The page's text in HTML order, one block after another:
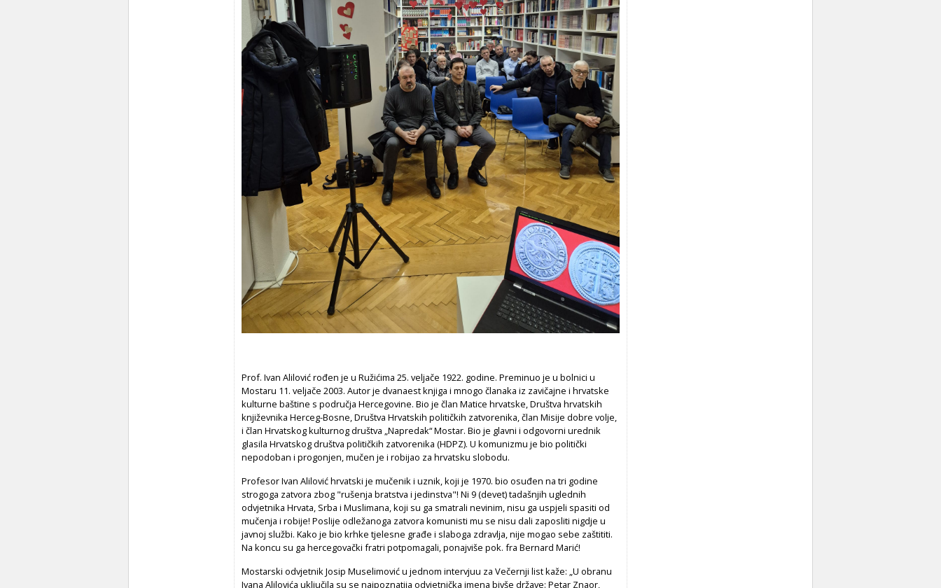
Prof. Ivan Alilović rođen je u Ružićima 25. veljače 1922. godine. Preminuo je u bolnici u
Mostaru 11. veljače 2003. Autor je dvanaest knjiga i mnogo članaka iz zavičajne i hrvatske
kulturne baštine s područja Hercegovine. Bio je član Matice hrvatske, Društva hrvatskih
književnika Herceg-Bosne, Društva Hrvatskih političkih zatvorenika, član Misije dobre volje,
i član Hrvatskog kulturnog društva „Napredak“ Mostar. Bio je glavni i odgovorni urednik
glasila Hrvatskog društva političkih zatvorenika (HDPZ). U komunizmu je bio politički
nepodoban i progonjen, mučen je i robijao za hrvatsku slobodu.
Profesor Ivan Alilović hrvatski je mučenik i uznik, koji je 1970. bio osuđen na tri godine
strogoga zatvora zbog "rušenja bratstva i jedinstva"! Ni 9 (devet) tadašnjih uglednih
odvjetnika Hrvata, Srba i Muslimana, koji su ga smatrali nevinim, nisu ga uspjeli spasiti od
mučenja i robije! Poslije odležanoga zatvora komunisti mu se nisu dali zaposliti nigdje u
javnoj službi. Kako je bio krhke tjelesne građe i slaboga zdravlja, nije mogao sebe zaštititi.
Na koncu su ga hercegovački fratri potpomagali, ponajviše pok. fra Bernard Marić!
Mostarski odvjetnik Josip Muselimović u jednom intervjuu za Večernji list kaže: „U obranu
Ivana Alilovića uključila su se najpoznatija odvjetnička imena bivše države: Petar Znaor,